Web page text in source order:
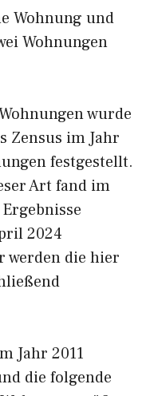
Wohnung und
Wohnungen
wurde
Zensus im Jahr
festgestellt.
Art fand im
2024
werden die hier
Jahr 2011
die folgende